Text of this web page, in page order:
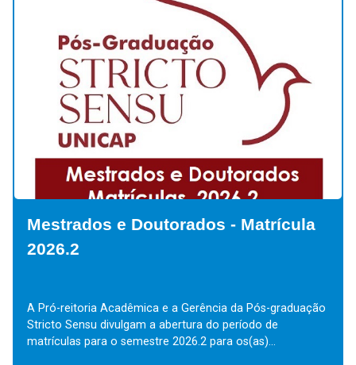
Mestrados e Doutorados - Matrícula
2026.2
A Pró-reitoria Acadêmica e a Gerência da Pós-graduação
Stricto Sensu divulgam a abertura do período de
matrículas para o semestre 2026.2 para os(as)...